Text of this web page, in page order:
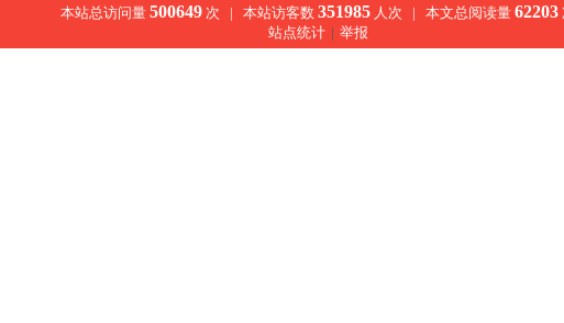
本站总访问量 500649次 | 本站访客数 351985人次 | 本文总阅读量 62203
站点统计 | 举报